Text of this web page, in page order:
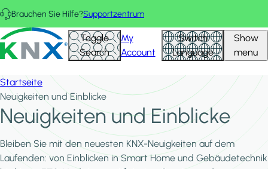
Direkt zum Inhalt
Brauchen Sie Hilfe?Supportzentrum
KNX - Homepage Toggle
Search
My
Account
Switch
Language
Show
menu
Startseite
Neuigkeiten und Einblicke
Neuigkeiten und Einblicke
Bleiben Sie mit den neuesten KNX-Neuigkeiten auf dem
Laufenden: von Einblicken in Smart Home und Gebäudetechnik